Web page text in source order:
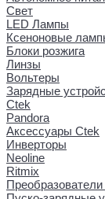
Свет
LED Лампы
Ксеноновые
Блоки розжига
Линзы
Вольтеры
Зарядные
Ctek
Pandora
Аксессуары Ctek
Инверторы
Neoline
Ritmix